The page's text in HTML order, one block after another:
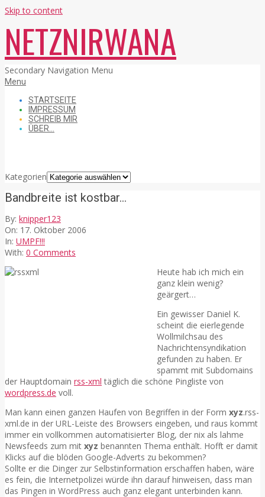
Skip to content
NETZNIRWANA
Secondary Navigation Menu
Menu
STARTSEITE
IMPRESSUM
SCHREIB MIR
ÜBER…
Kategorien
Bandbreite ist kostbar…
By: knipper123
On: 17. Oktober 2006
In: UMPF!!!
With: 0 Comments
Heute hab ich mich ein
ganz klein wenig?
geärgert…
Ein gewisser Daniel K.
scheint die eierlegende
Wollmilchsau des
Nachrichtensyndikation
gefunden zu haben. Er
spammt mit Subdomains
der Hauptdomain rss-xml täglich die schöne Pingliste von
wordpress.de voll.
Man kann einen ganzen Haufen von Begriffen in der Form xyz.rss-
xml.de in der URL-Leiste des Browsers eingeben, und raus kommt
immer ein vollkommen automatisierter Blog, der nix als lahme
Newsfeeds zum mit xyz benannten Thema enthält. Hofft er damit
Klicks auf die blöden Google-Adverts zu bekommen?
Sollte er die Dinger zur Selbstinformation erschaffen haben, wäre
es fein, die Internetpolizei würde ihn darauf hinweisen, dass man
das Pingen in WordPress auch ganz elegant unterbinden kann.